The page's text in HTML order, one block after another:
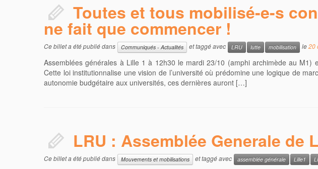
Toutes et tous mobilisé-e-s
ne fait que commencer !
Ce billet a été publié dans Communiqués - Actualités et taggé avec LRU lutte mobilisation le20
Assemblées générales à Lille 1 à 12h30 le mardi 23/10 (amphi archimède au
Cette loi institutionnalise une vision de l’université où prédomine une logique de
autonomie budgétaire aux universités, ces dernières auront […]
LRU : Assemblée Generale de
Ce billet a été publié dans Mouvements et mobilisations et taggé avec assemblée générale Lille1